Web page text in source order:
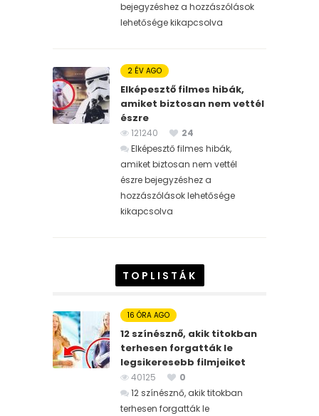
bejegyzéshez a hozzászólások
lehetősége kikapcsolva
2 ÉV AGO
Elképesztő filmes hibák,
amiket biztosan nem vettél
észre
121240
24
Elképesztő filmes hibák,
amiket biztosan nem vettél
észre bejegyzéshez a
hozzászólások lehetősége
kikapcsolva
TOPLISTÁK
16 ÓRA AGO
12 színésznő, akik titokban
terhesen forgatták le
legsikeresebb filmjeiket
40125
0
12 színésznő, akik titokban
terhesen forgatták le